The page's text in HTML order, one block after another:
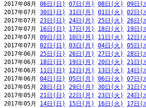
2017年08月 06日(日) 07日(月) 08日(火) 09日(
2017年07月 30日(日) 31日(月) 01日(火) 02日(
2017年07月 23日(日) 24日(月) 25日(火) 26日(
2017年07月 16日(日) 17日(月) 18日(火) 19日(
2017年07月 09日(日) 10日(月) 11日(火) 12日(
2017年07月 02日(日) 03日(月) 04日(火) 05日(
2017年06月 25日(日) 26日(月) 27日(火) 28日(
2017年06月 18日(日) 19日(月) 20日(火) 21日(
2017年06月 11日(日) 12日(月) 13日(火) 14日(
2017年06月 04日(日) 05日(月) 06日(火) 07日(
2017年05月 28日(日) 29日(月) 30日(火) 31日(
2017年05月 21日(日) 22日(月) 23日(火) 24日(
2017年05月 14日(日) 15日(月) 16日(火) 17日(